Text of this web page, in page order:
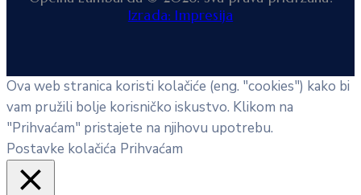
Izrada: Impresija
Ova web stranica koristi kolačiće (eng. "cookies") kako bi
vam pružili bolje korisničko iskustvo. Klikom na
"Prihvaćam" pristajete na njihovu upotrebu.
Postavke kolačića Prihvaćam